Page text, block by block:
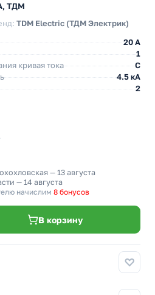
ТДМ
TDM Electric (ТДМ Электрик)
20 A
1
кривая тока
C
4.5 кА
2
— 13 августа
— 14 августа
начислим 8 бонусов
В корзину